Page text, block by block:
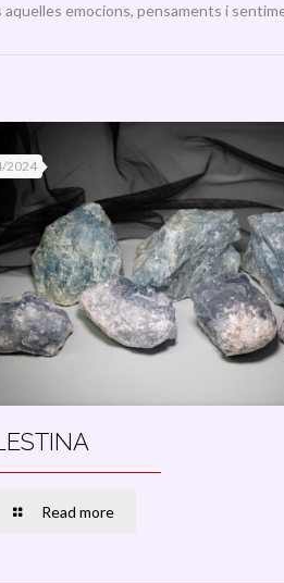
emocions, pensaments i
2024
Read more